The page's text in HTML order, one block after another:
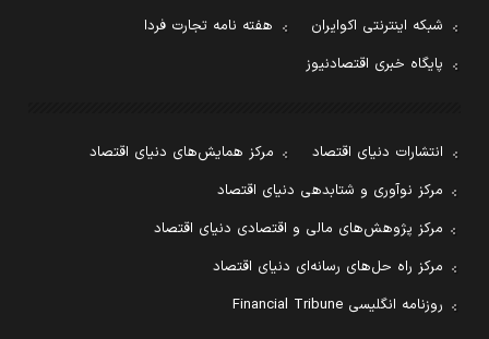
شبکه اینترنتی اکوایران
هفته نامه تجارت فردا
پایگاه خبری اقتصادنیوز
انتشارات دنیای اقتصاد
مرکز همایش‌های دنیای اقتصاد
مرکز نوآوری و شتابدهی دنیای اقتصاد
مرکز پژوهش‌های مالی و اقتصادی دنیای اقتصاد
مرکز راه حل‌های رسانه‌ای دنیای اقتصاد
روزنامه انگلیسی Financial Tribune